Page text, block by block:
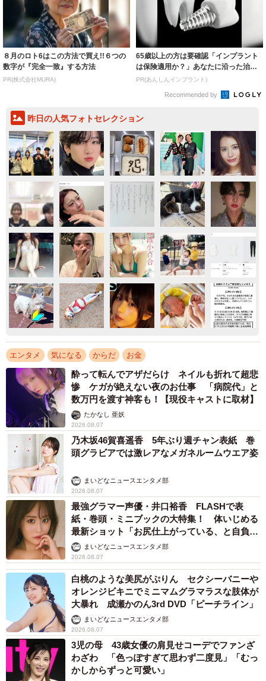
８月のロト6はこの方法で買え!!６つの
数字が『完全一致』する方法
PR(株式会社MURA)
65歳以上の方は要確認「インプラント
は保険適用か？」あなたに沿った治療
法や費用を...
PR(あんしんインプラント)
Recommended by
昨日の人気フォトセレクション
エンタメ 気になる からだ お金
酔って転んでアザだらけ ネイルも折れて超悲
惨 ケガが絶えない夜のお仕事 「病院代」と
数万円を渡す神客も！【現役キャストに取材】
たかなし 亜妖
2026.08.07
乃木坂46賀喜遥香 5年ぶり週チャン表紙 巻
頭グラビアでは激レアなメガネルームウエア姿
まいどなニュースエンタメ部
2026.08.07
最強グラマー声優・井口裕香 FLASHで表
紙・巻頭・ミニブックの大特集！ 体いじめる
最新ショット「お尻仕上がっている、と自負し
ています」「いくつになっても理想の身体でい
たい」
まいどなニュースエンタメ部
2026.08.07
白桃のような美尻がぷりん セクシーバニーや
オレンジビキニでミニマムグラマラスな肢体が
大暴れ 成瀬かのん3rd DVD「ピーチライン」
まいどなニュースエンタメ部
2026.08.07
3児の母 43歳女優の肩見せコーデでファンざ
わざわ 「色っぽすぎて思わず二度見」「むっ
かしからずっと可愛い」